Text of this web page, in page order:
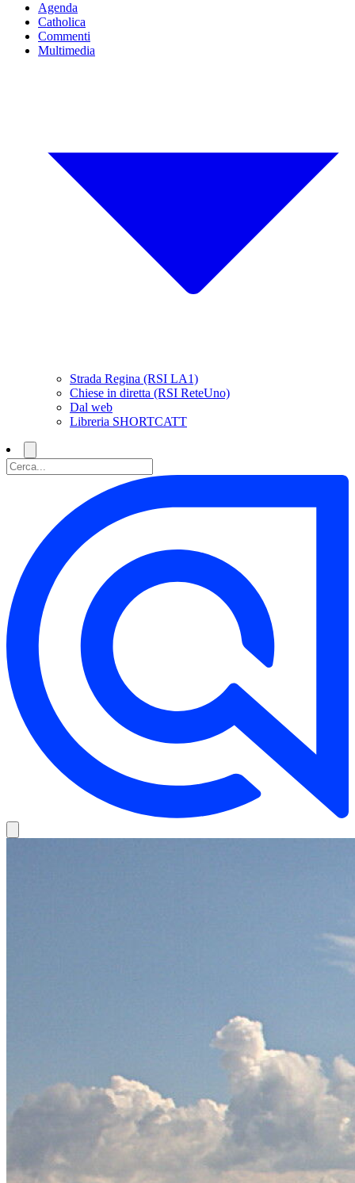
Agenda
Catholica
Commenti
Multimedia
Strada Regina (RSI LA1)
Chiese in diretta (RSI ReteUno)
Dal web
Libreria SHORTCATT